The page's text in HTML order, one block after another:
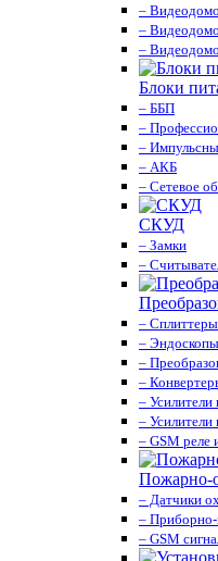
–
–
–
Блоки
– ББП
–
–
– АКБ
– Сетевое
СКУД
– Замки
–
–
– Эндоскопы
–
–
– Усилители
– Усилители
– GSM реле
Пожарно-
– Датчики
–
– GSM